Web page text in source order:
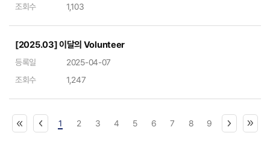
조회수
1,103
[2025.03] 이달의 Volunteer
등록일
2025-04-07
조회수
1,247
1 2 3 4 5 6 7 8 9